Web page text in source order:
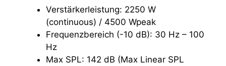
Verstärkerleistung: 2250 W
(continuous) / 4500 Wpeak
Frequenzbereich (-10 dB): 30 Hz – 100
Hz
Max SPL: 142 dB (Max Linear SPL